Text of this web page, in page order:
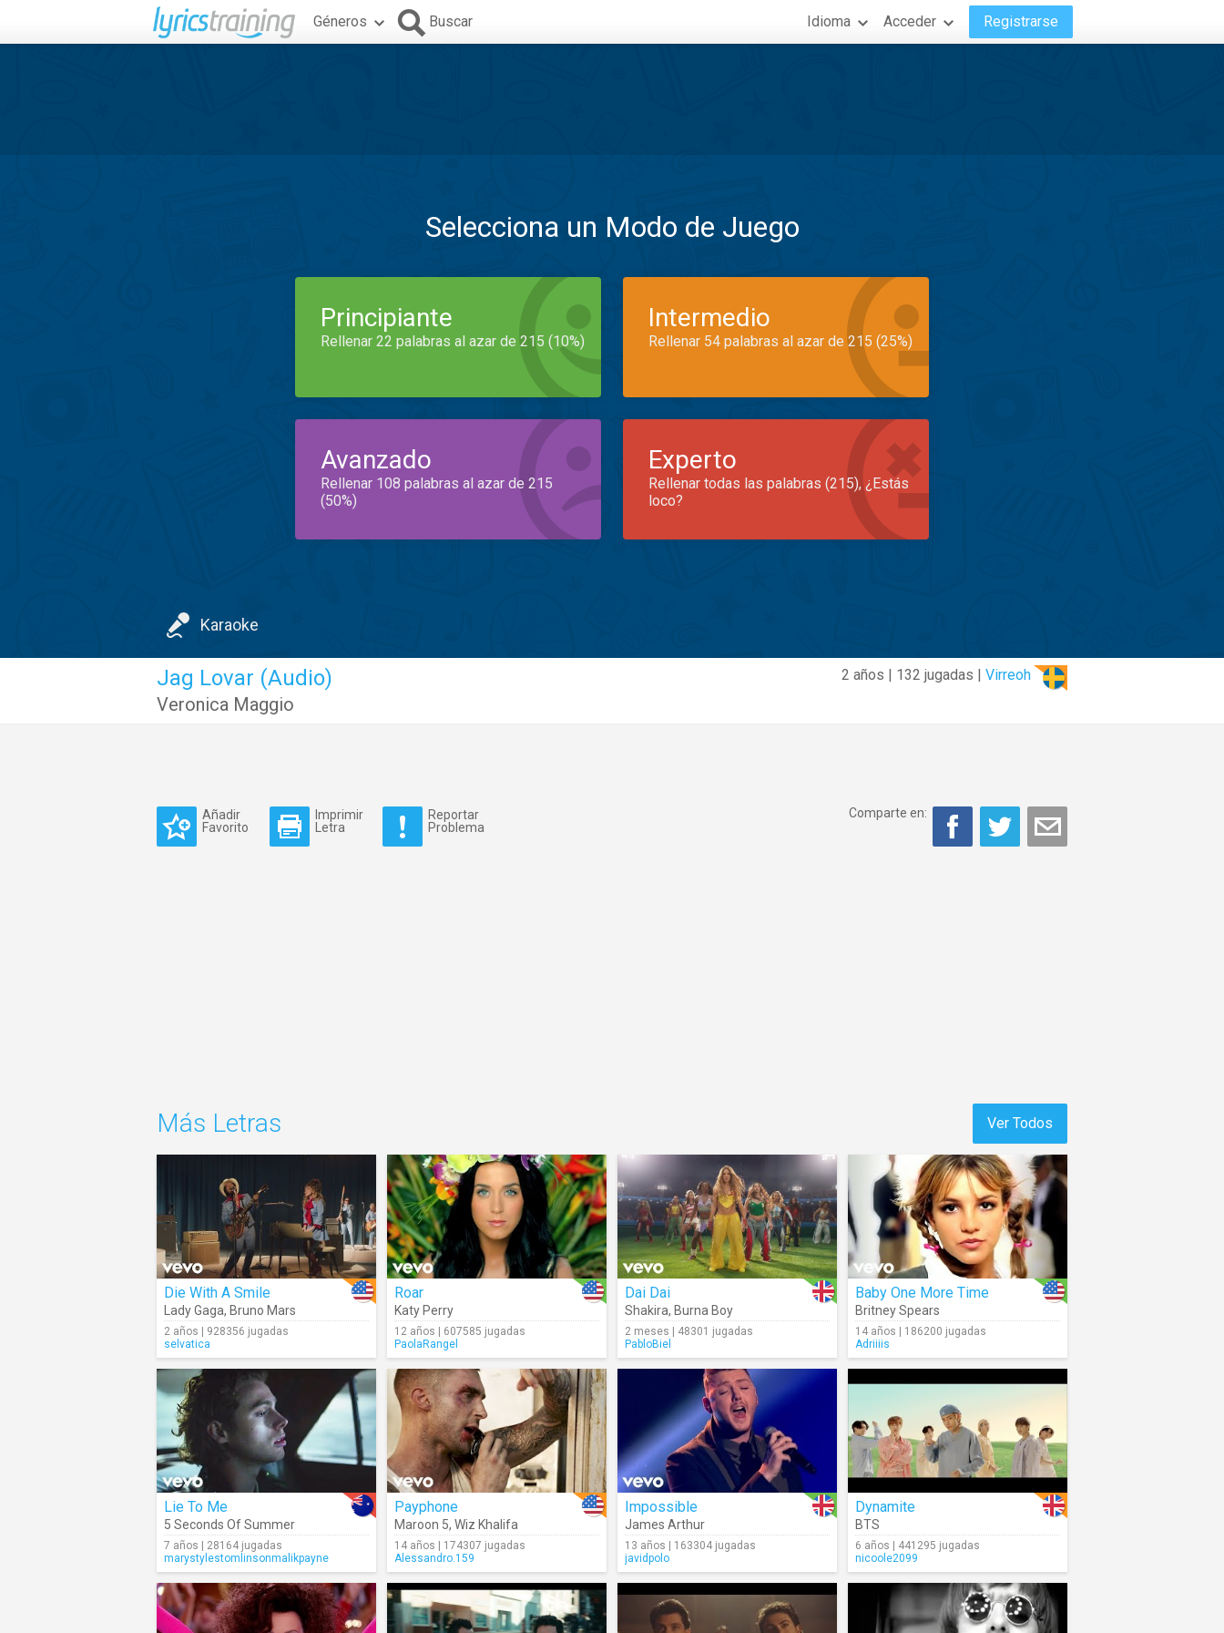
Géneros Buscar Idioma Acceder Registrarse
Selecciona un Modo de Juego
Principiante
Rellenar 22 palabras al azar de 215 (10%)
Intermedio
Rellenar 54 palabras al azar de 215 (25%)
Avanzado
Rellenar 108 palabras al azar de 215
(50%)
Experto
Rellenar todas las palabras (215), ¿Estás
loco?
Karaoke
2 años | 132 jugadas | Virreoh
Jag Lovar (Audio)
Veronica Maggio
Añadir
Favorito
Imprimir
Letra
Reportar
Problema
Comparte en:
Ver Todos
Más Letras
Die With A Smile
Lady Gaga, Bruno Mars
2 años | 928356 jugadas
selvatica
Roar
Katy Perry
12 años | 607585 jugadas
PaolaRangel
Dai Dai
Shakira, Burna Boy
2 meses | 48301 jugadas
PabloBiel
Baby One More Time
Britney Spears
14 años | 186200 jugadas
Adriiiis
Lie To Me
5 Seconds Of Summer
7 años | 28164 jugadas
marystylestomlinsonmalikpayne
Payphone
Maroon 5, Wiz Khalifa
14 años | 174307 jugadas
Alessandro.159
Impossible
James Arthur
13 años | 163304 jugadas
javidpolo
Dynamite
BTS
6 años | 441295 jugadas
nicoole2099